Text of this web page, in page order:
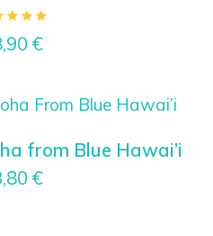
5.00
5 €
from Blue Hawai’i
€